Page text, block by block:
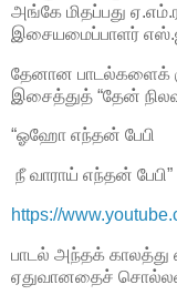
அங்கே மிதப்பது
இசையமைப்பாளர்
தேனான பாடல்களைக்
இசைத்துத் “தேன்
“ஓஹோ எந்தன் பேபி
நீ வாராய் எந்தன் பேபி”
https://
பாடல் அந்தக் காலத்து
ஏதுவானதைச்